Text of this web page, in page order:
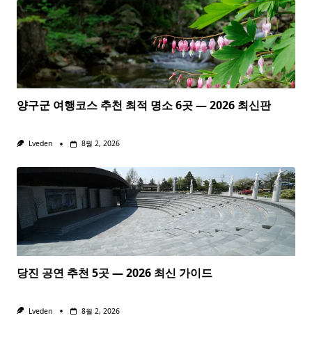
양구군 여행코스 추천 최적 명소 6곳 — 2026 최신판
Lveden 8월 2, 2026
당진 공연 추천 5곳 — 2026 최신 가이드
Lveden 8월 2, 2026